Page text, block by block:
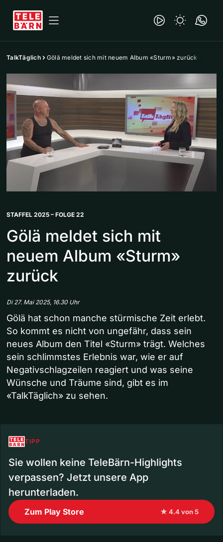
TalkTäglich Gölä meldet sich mit neuem Album «Sturm» zurück
STAFFEL 2025 – FOLGE 22
Gölä meldet sich mit
neuem Album «Sturm»
zurück
Di 27. Mai 2025, 16.30 Uhr
Gölä hat schon manche stürmische Zeit erlebt.
So kommt es nicht von ungefähr, dass sein
neues Album den Titel «Sturm» trägt. Welches
sein schlimmstes Erlebnis war, wie er auf
Negativschlagzeilen reagiert und was seine
Wünsche und Träume sind, gibt es im
«TalkTäglich» zu sehen.
TIPP
Sie wollen keine TeleBärn-Highlights
verpassen? Jetzt unsere App
herunterladen.
Zum Play Store ★ 4.4 von 5